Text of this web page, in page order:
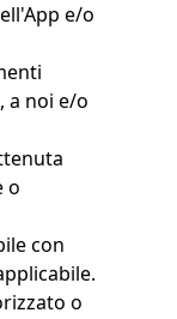
e/o
a noi e/o
o
con
o